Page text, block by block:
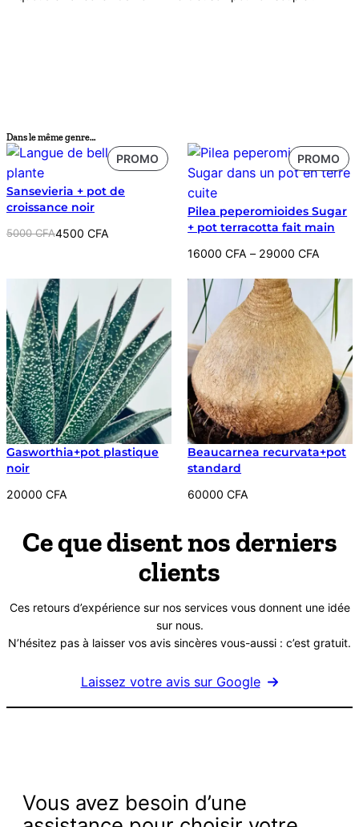
Dans le même genre…
PROMOPRODUIT
EN
PROMOTION
Sansevieria + pot de
croissance noir
5000CFA
Le
5000 CFA.
4500 CFA
Le
4500 CFA.
PROMO
EN
Pilea peperomioides Sugar
+ pot terracotta fait main
16000CFA – 29000CFA
Plage
prix :
16000 CFA
29000 CFA
Gasworthia+pot plastique
noir
20000 CFA
Beaucarnea recurvata+pot
standard
60000CFA
Ce que disent nos derniers
clients
Ces retours d’expérience sur nos services vous donnent une idée
sur nous.
N’hésitez pas à laisser vos avis sincères vous-aussi : c’est gratuit.
Laissez votre avis sur Google
Vous avez besoin d’une